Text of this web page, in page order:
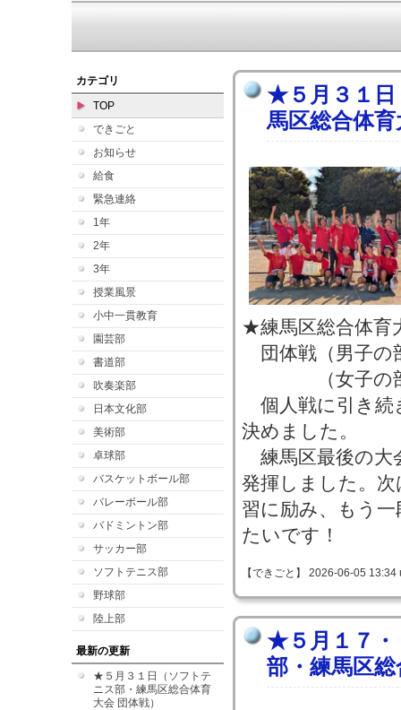
カテゴリ
TOP
できごと
お知らせ
給食
緊急連絡
1年
2年
3年
授業風景
小中一貫教育
園芸部
書道部
吹奏楽部
日本文化部
美術部
卓球部
バスケットボール部
バレーボール部
バドミントン部
サッカー部
ソフトテニス部
野球部
陸上部
最新の更新
★５月３１日（ソフトテ
ニス部・練馬区総合体育
大会 団体戦）
★５月３１日
馬区総合体
★練馬区総合体育
団体戦（男子の
（女子の部
個人戦に引き続
決めました。
練馬区最後の大
発揮しました。
習に励み、もう
たいです！
【できごと】 2026-06-05
★５月１７・
部・練馬区